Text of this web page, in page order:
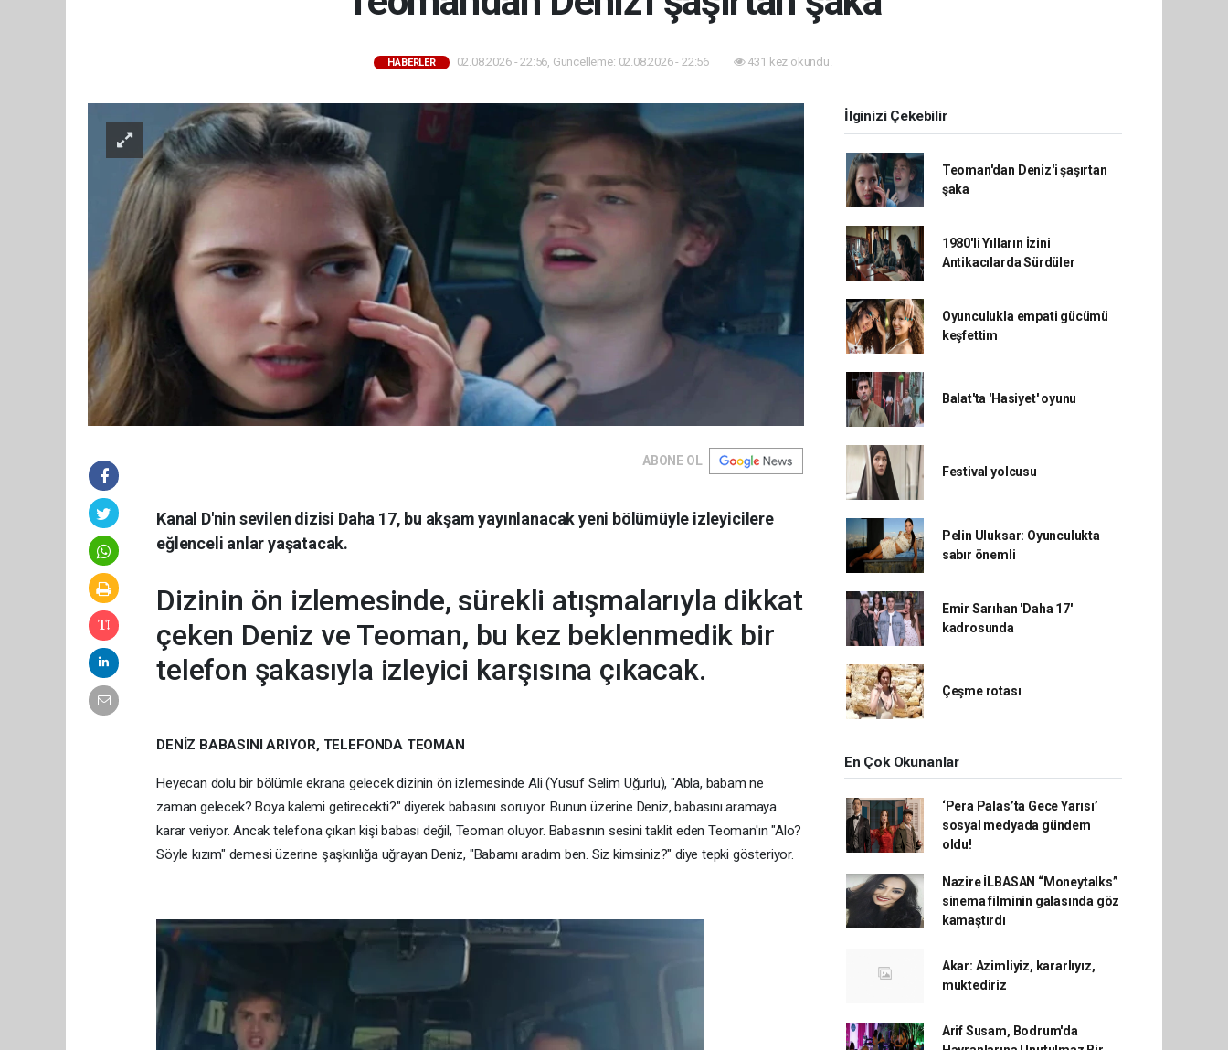
HABERLER 02.08.2026 - 22:56, Güncelleme: 02.08.2026 - 22:56 431 kez okundu.
ABONE OL
Kanal D'nin sevilen dizisi Daha 17, bu akşam yayınlanacak yeni bölümüyle izleyicilere
eğlenceli anlar yaşatacak.
Dizinin ön izlemesinde, sürekli atışmalarıyla dikkat
çeken Deniz ve Teoman, bu kez beklenmedik bir
telefon şakasıyla izleyici karşısına çıkacak.
DENİZ BABASINI ARIYOR, TELEFONDA TEOMAN
Heyecan dolu bir bölümle ekrana gelecek dizinin ön izlemesinde Ali (Yusuf Selim Uğurlu), "Abla, babam ne
zaman gelecek? Boya kalemi getirecekti?" diyerek babasını soruyor. Bunun üzerine Deniz, babasını aramaya
karar veriyor. Ancak telefona çıkan kişi babası değil, Teoman oluyor. Babasının sesini taklit eden Teoman'ın "Alo?
Söyle kızım" demesi üzerine şaşkınlığa uğrayan Deniz, "Babamı aradım ben. Siz kimsiniz?" diye tepki gösteriyor.
İlginizi Çekebilir
Teoman'dan Deniz'i şaşırtan
şaka
1980'li Yılların İzini
Antikacılarda Sürdüler
Oyunculukla empati gücümü
keşfettim
Balat'ta 'Hasiyet' oyunu
Festival yolcusu
Pelin Uluksar: Oyunculukta
sabır önemli
Emir Sarıhan 'Daha 17'
kadrosunda
Çeşme rotası
En Çok Okunanlar
‘Pera Palas’ta Gece Yarısı’
sosyal medyada gündem
oldu!
Nazire İLBASAN “Moneytalks”
sinema filminin galasında göz
kamaştırdı
Akar: Azimliyiz, kararlıyız,
muktediriz
Arif Susam, Bodrum'da